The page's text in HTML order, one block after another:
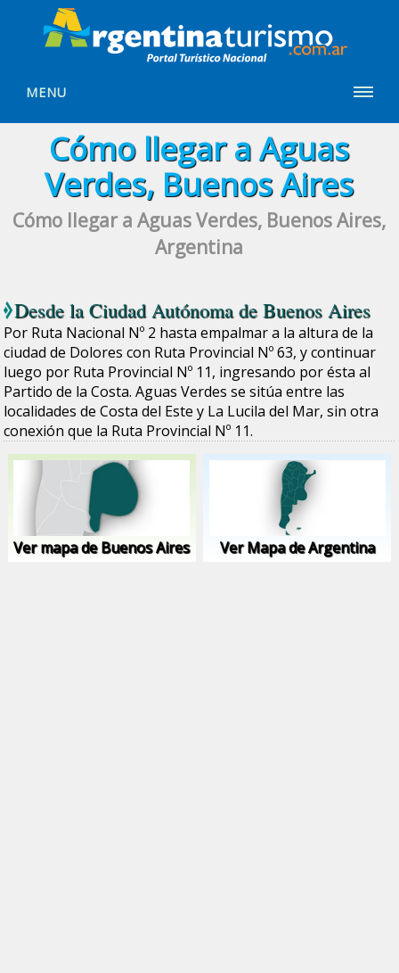
MENU
Cómo llegar a Aguas
Verdes, Buenos Aires
Cómo llegar a Aguas Verdes, Buenos Aires,
Argentina
Desde laCiudad Autónoma de Buenos Aires
Por Ruta Nacional Nº 2 hasta empalmar a la altura de la
ciudad de Dolores con Ruta Provincial Nº 63, y continuar
luego por Ruta Provincial Nº 11, ingresando por ésta al
Partido de la Costa. Aguas Verdes se sitúa entre las
localidades de Costa del Este y La Lucila del Mar, sin otra
conexión que la Ruta Provincial Nº 11.
Ver mapa de Buenos Aires Ver Mapa de Argentina